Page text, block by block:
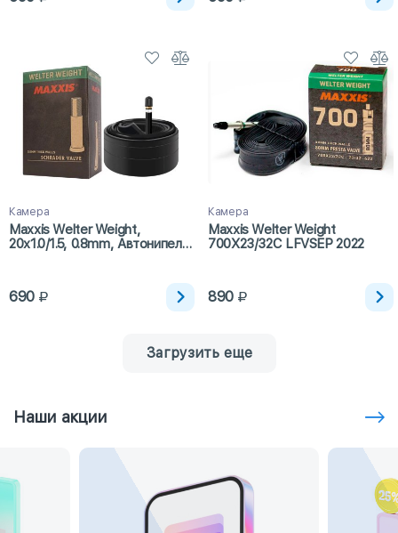
Камера
Maxxis Welter Weight,
20x1.0/1.5, 0.8mm, Автонипель,
690
Камера
Maxxis Welter Weight
700X23/32C LFVSEP 2022
890
Загрузить еще
Наши акции